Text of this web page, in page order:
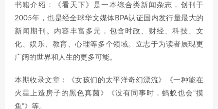
书籍介绍：《看天下》是一本综合类新闻杂志，创刊于
2005年，也是经全球华文媒体BPA认证国内发行量最大的
新闻期刊。内容丰富多元，包含时政、财经、科技、文
化、娱乐、教育、心理等多个领域。立志于为读者展现更
广阔的世界和人生的更多可能。
本期收录文章：《女孩们的太平洋奇幻漂流》《一种能在
火星上造房子的黑色真菌》《没有同事时，蚂蚁也会“摸
鱼”》等。